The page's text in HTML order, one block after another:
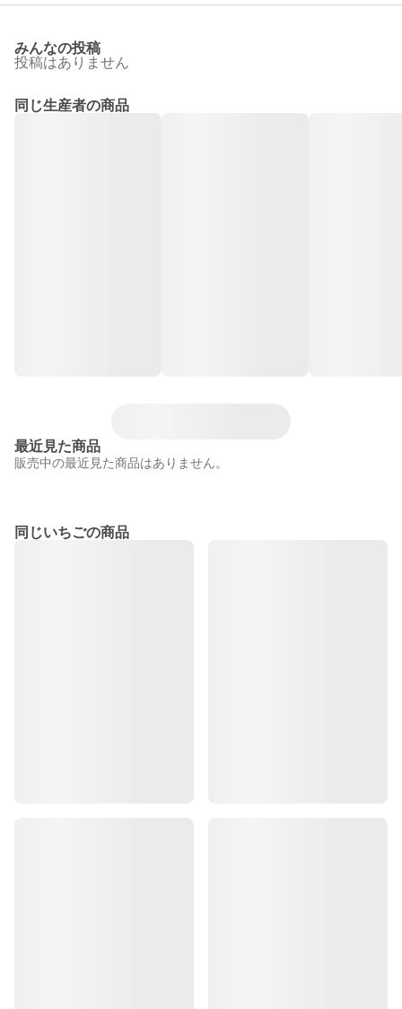
みんなの投稿
投稿はありません
同じ生産者の商品
最近見た商品
販売中の最近見た商品はありません。
同じいちごの商品